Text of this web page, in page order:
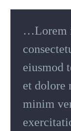
…Lorem
eiusmod
et dolore
minim